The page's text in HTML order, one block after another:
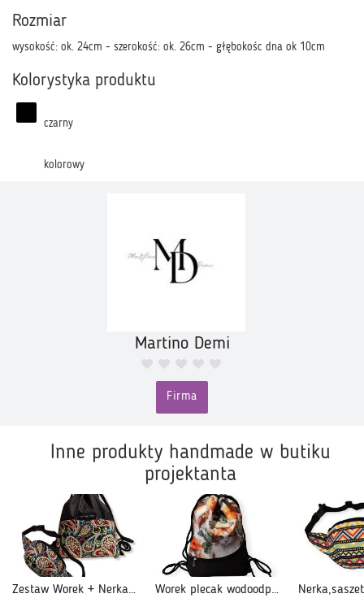
Rozmiar
wysokość: ok. 24cm - szerokość: ok. 26cm - głębokośc dna ok 10cm
Kolorystyka produktu
czarny
kolorowy
Martino Demi
Firma
Inne produkty handmade w butiku
projektanta
Zestaw Worek + Nerka Paisley Worek plecak wodoodporny Rudy Kot